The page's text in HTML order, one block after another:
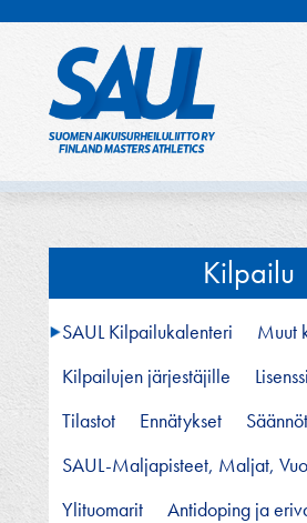
Kilpailu
SAUL Kilpailukalenteri
Muut
Kilpailujen järjestäjille
Lisenssi
Tilastot
Ennätykset
SAUL-Maljapisteet, Maljat,
Ylituomarit
Antidoping ja